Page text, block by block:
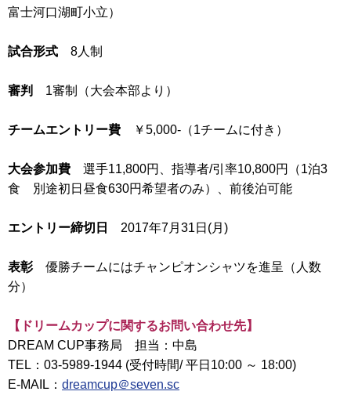
富士河口湖町小立）
試合形式 8人制
審判 1審制（大会本部より）
チームエントリー費 ￥5,000-（1チームに付き）
大会参加費 選手11,800円、指導者/引率10,800円（1泊3
食 別途初日昼食630円希望者のみ）、前後泊可能
エントリー締切日 2017年7月31日(月)
表彰優勝チームにはチャンピオンシャツを進呈（人数
分）
【ドリームカップに関するお問い合わせ先】
DREAM CUP事務局 担当：中島
TEL：03-5989-1944 (受付時間/ 平日10:00 ～ 18:00)
E-MAIL： dreamcup＠seven.sc